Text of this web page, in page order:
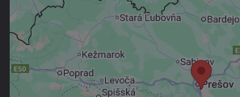
Externý obsah je blokovaný
Voľbami súkromia
Prajete si načítať externý obsah?
Povoliť tentokrát